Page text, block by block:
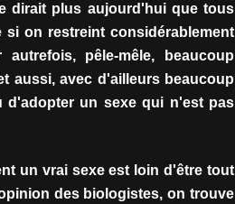
dirait plus aujourd'hui que tous
si on restreint considérablement
pêle-mêle, beaucoup
aussi, avec d'ailleurs beaucoup
un sexe qui n'est pas
un vrai sexe est loin d'être tout
des biologistes, on trouve